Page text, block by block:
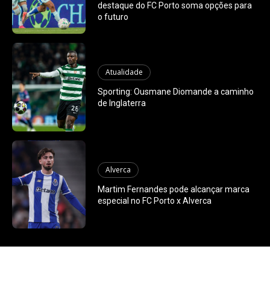
destaque do FC Porto soma opções para
o futuro
Atualidade
Sporting: Ousmane Diomande a caminho
de Inglaterra
Alverca
Martim Fernandes pode alcançar marca
especial no FC Porto x Alverca